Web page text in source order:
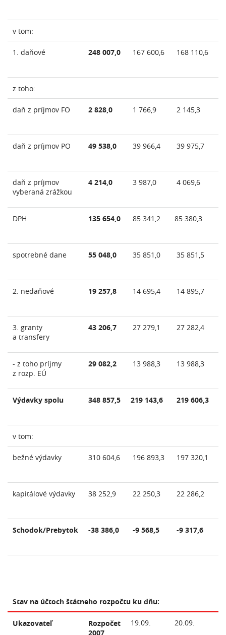
v tom:
1. daňové 248 007,0 167 600,6 168 110,6
z toho:
daň z príjmov FO 2 828,0 1 766,9 2 145,3
daň z príjmov PO 49 538,0 39 966,4 39 975,7
daň z príjmov
vyberaná zrážkou
4 214,0 3 987,0 4 069,6
DPH 135 654,0 85 341,2 85 380,3
spotrebné dane 55 048,0 35 851,0 35 851,5
2. nedaňové 19 257,8 14 695,4 14 895,7
3. granty
a transfery
43 206,7 27 279,1 27 282,4
- z toho príjmy
z rozp. EÚ
29 082,2 13 988,3 13 988,3
Výdavky spolu 348 857,5 219 143,6 219 606,3
v tom:
bežné výdavky 310 604,6 196 893,3 197 320,1
kapitálové výdavky 38 252,9 22 250,3 22 286,2
Schodok/Prebytok -38 386,0 -9 568,5 -9 317,6
Stav na účtoch štátneho rozpočtu ku dňu:
Ukazovateľ
Rozpočet
2007
19.09. 20.09.